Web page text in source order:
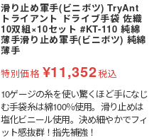
滑り止め軍手(ビニボツ) TryAnt
トライアント ドライブ手袋 佐織
10双組×10セット #KT-110 純綿
薄手滑り止め軍手(ビニボツ) 純綿
薄手
特別価格 ¥11,352税込
10ゲージの糸を使い驚くほど手になじ
む手袋糸は綿100％使用。滑り止めは
塩化ビニール使用。決め細やかでフィ
ット感抜群！指先補強！